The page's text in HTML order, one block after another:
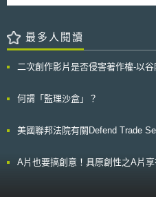
（Infrastructure Report update）。
透過降低銅絞線的批發價、以及降低
高速寬頻涵蓋率與網路品質，讓消費
訴訟有利可圖的情形遏止專利濫訟的
能夠達到遏止專利濫訟之情形受到各
的關注。 對此，紐約市於2021年7月21日也開始正式施行《生物辨識
以及賦予消費者訴訟權利作法，促成隱私權的
三大部分： 一、規範生物辨識資訊範圍，包含但不限於（1）視網膜或虹膜
就前開生物特徵，要求業者應在所有
也明文禁止業者將消費者生物辨識資
消費者應於起訴前30天通知業者改善，一
以及單純以影像、圖像蒐集而未分析識
上，紐約市於該法創設訴訟權、法定
最多人閱讀
二次創作影片是否侵害著作權-以
何謂「監理沙盒」？
美國聯邦法院有關Defend Trade
A片也要搞創意！具原創性之A片